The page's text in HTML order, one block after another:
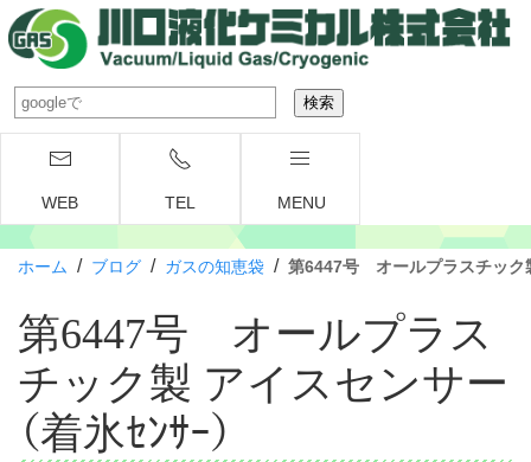
WEB TEL MENU
ホーム / ブログ / ガスの知恵袋 / 第6447号 オールプラスチック
第6447号 オールプラス
チック製 アイスセンサー
（着氷ｾﾝｻｰ）